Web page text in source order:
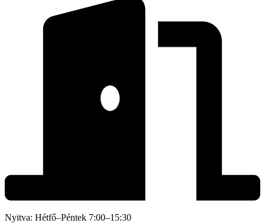
Nyitva: Hétfő–Péntek 7:00–15:30